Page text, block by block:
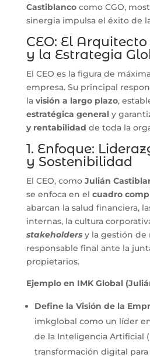
Castiblancocomo CGO,
sinergia impulsa el éxito de
CEO: El
y la Estrategia
El CEO es la figura de
empresa. Su principal
la visión a largo plazo,
estratégica generaly
y rentabilidad de toda la
1. Enfoque:
y Sostenibilidad
El CEO, como Julián
se enfoca en el cuadro
abarcan la salud financiera,
internas, la cultura
stakeholdersy la gestión de
responsable final ante la
propietarios.
Ejemplo en IMK Global
Define la Visión de la
imkglobal como un líder
de la Inteligencia Artificial
transformación digital para